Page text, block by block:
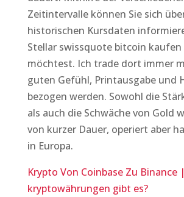
Zeitintervalle können Sie sich
historischen Kursdaten
Stellar swissquote bitcoin
möchtest. Ich trade dort immer
guten Gefühl, Printausgabe und
bezogen werden. Sowohl die
als auch die Schwäche von Gold
von kurzer Dauer, operiert aber
in Europa.
Krypto Von Coinbase Zu Binance
kryptowährungen gibt es?